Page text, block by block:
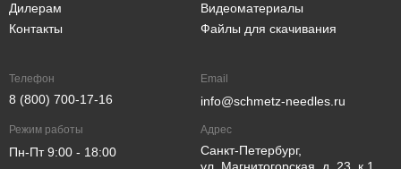
Дилерам
Контакты
Видеоматериалы
Файлы для скачивания
Телефон
8 (800) 700-17-16
Email
info@schmetz-needles.ru
Режим работы
Пн-Пт 9:00 - 18:00
Адрес
Санкт-Петербург,